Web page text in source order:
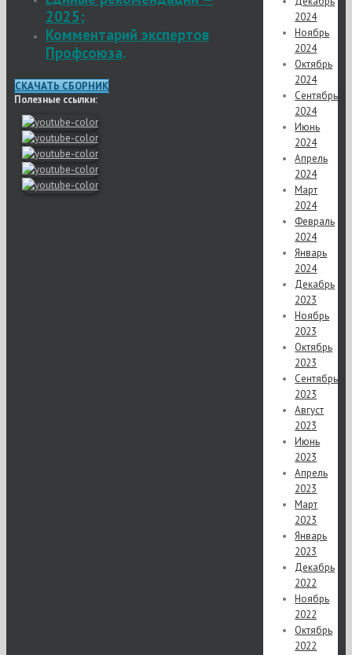
2025;
Комментарий экспертов
Профсоюза.
СКАЧАТЬ СБОРНИК
2024
Ноябрь
2024
Октябрь
2024
Сентябрь
2024
Июнь
2024
Апрель
2024
Март
2024
Февраль
2024
Январь
2024
Декабрь
2023
Ноябрь
2023
Октябрь
2023
Сентябрь
2023
Август
2023
Июнь
2023
Апрель
2023
Март
2023
Январь
2023
Декабрь
2022
Ноябрь
2022
Октябрь
2022
Полезные ссылки: